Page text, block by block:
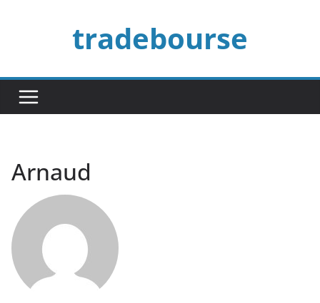
tradebourse
Arnaud